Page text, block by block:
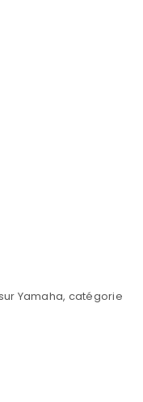
Yamaha, catégorie